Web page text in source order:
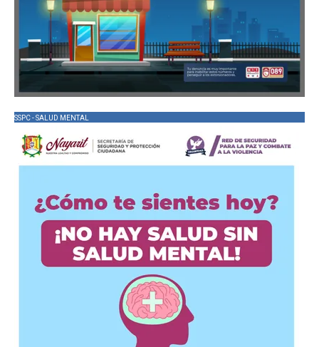
SSPC - SALUD MENTAL